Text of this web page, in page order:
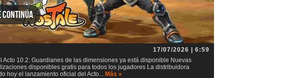
continúa
17/07/2026 | 6:59
Acto 10.2: Guardianes de las dimensiones ya está disponible Nuevas
disponibles gratis para todos los jugadores La distribuidora
hoy el lanzamiento oficial del Acto... Más »